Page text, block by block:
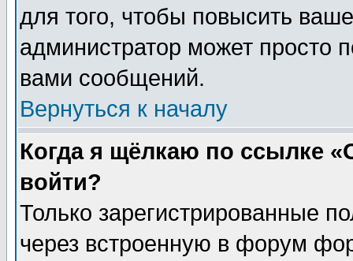
для того, чтобы повысить
администратор может просто
вами сообщений.
Вернуться к началу
Когда я щёлкаю по ссылке
войти?
Только зарегистрированные
через встроенную в форум